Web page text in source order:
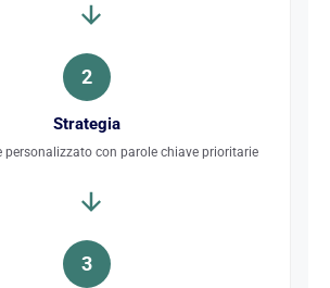
2
Strategia
personalizzato con parole chiave prioritarie
3